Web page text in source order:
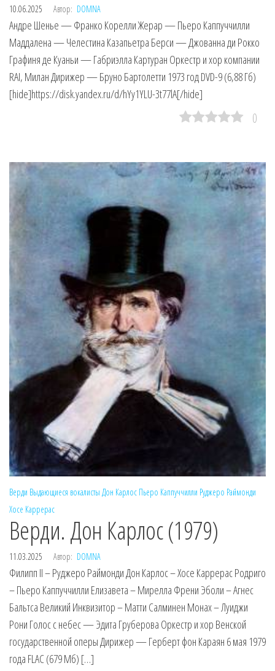
10.06.2025 Автор: DOMNA
Андре Шенье — Франко Корелли Жерар — Пьеро Каппуччилли
Маддалена — Челестина Казапьетра Берси — Джованна ди Рокко
Графиня де Куаньи — Габриэлла Картуран Оркестр и хор компании
RAI, Милан Дирижер — Бруно Бартолетти 1973 год DVD-9 (6,88 Гб)
[hide]https://disk.yandex.ru/d/hYy1YLU-3t77lA[/hide]
0
Верди Выдающиеся вокалисты Дон Карлос Пьеро Каппуччилли Руджеро Раймонди
Хосе Каррерас
Верди. Дон Карлос (1979)
11.03.2025 Автор: DOMNA
Филипп II – Руджеро Раймонди Дон Карлос – Хосе Каррерас Родриго
– Пьеро Каппуччилли Елизавета – Мирелла Френи Эболи – Агнес
Бальтса Великий Инквизитор – Матти Салминен Монах – Луиджи
Рони Голос с небес — Эдита Груберова Оркестр и хор Венской
государственной оперы Дирижер — Герберт фон Караян 6 мая 1979
года FLAC (679 Мб) […]